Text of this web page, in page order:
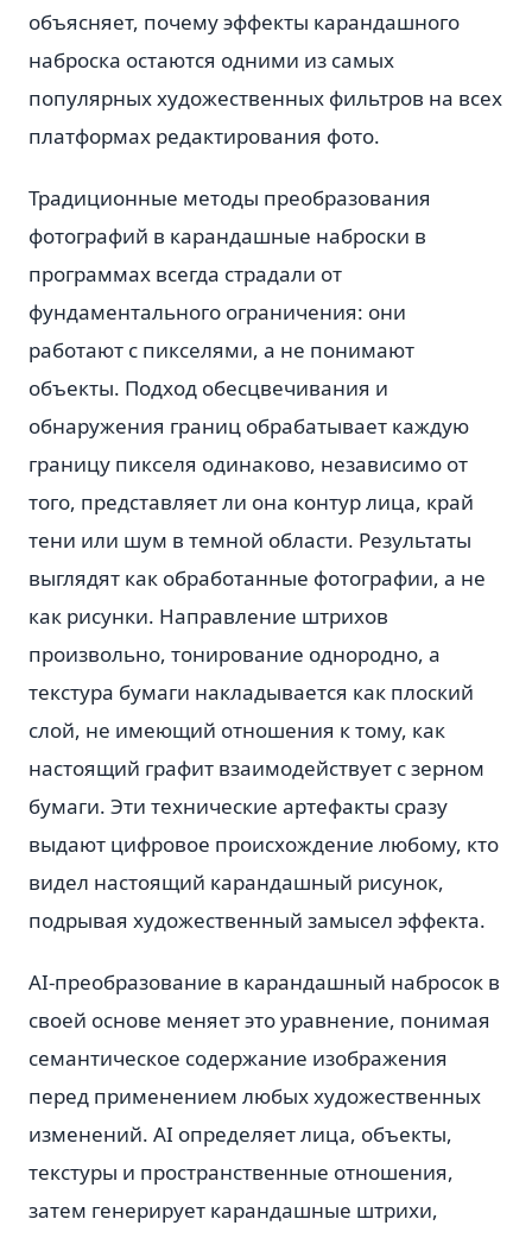
объясняет, почему эффекты карандашного
наброска остаются одними из самых
популярных художественных фильтров на всех
платформах редактирования фото.
Традиционные методы преобразования
фотографий в карандашные наброски в
программах всегда страдали от
фундаментального ограничения: они
работают с пикселями, а не понимают
объекты. Подход обесцвечивания и
обнаружения границ обрабатывает каждую
границу пикселя одинаково, независимо от
того, представляет ли она контур лица, край
тени или шум в темной области. Результаты
выглядят как обработанные фотографии, а не
как рисунки. Направление штрихов
произвольно, тонирование однородно, а
текстура бумаги накладывается как плоский
слой, не имеющий отношения к тому, как
настоящий графит взаимодействует с зерном
бумаги. Эти технические артефакты сразу
выдают цифровое происхождение любому, кто
видел настоящий карандашный рисунок,
подрывая художественный замысел эффекта.
AI-преобразование в карандашный набросок в
своей основе меняет это уравнение, понимая
семантическое содержание изображения
перед применением любых художественных
изменений. AI определяет лица, объекты,
текстуры и пространственные отношения,
затем генерирует карандашные штрихи,